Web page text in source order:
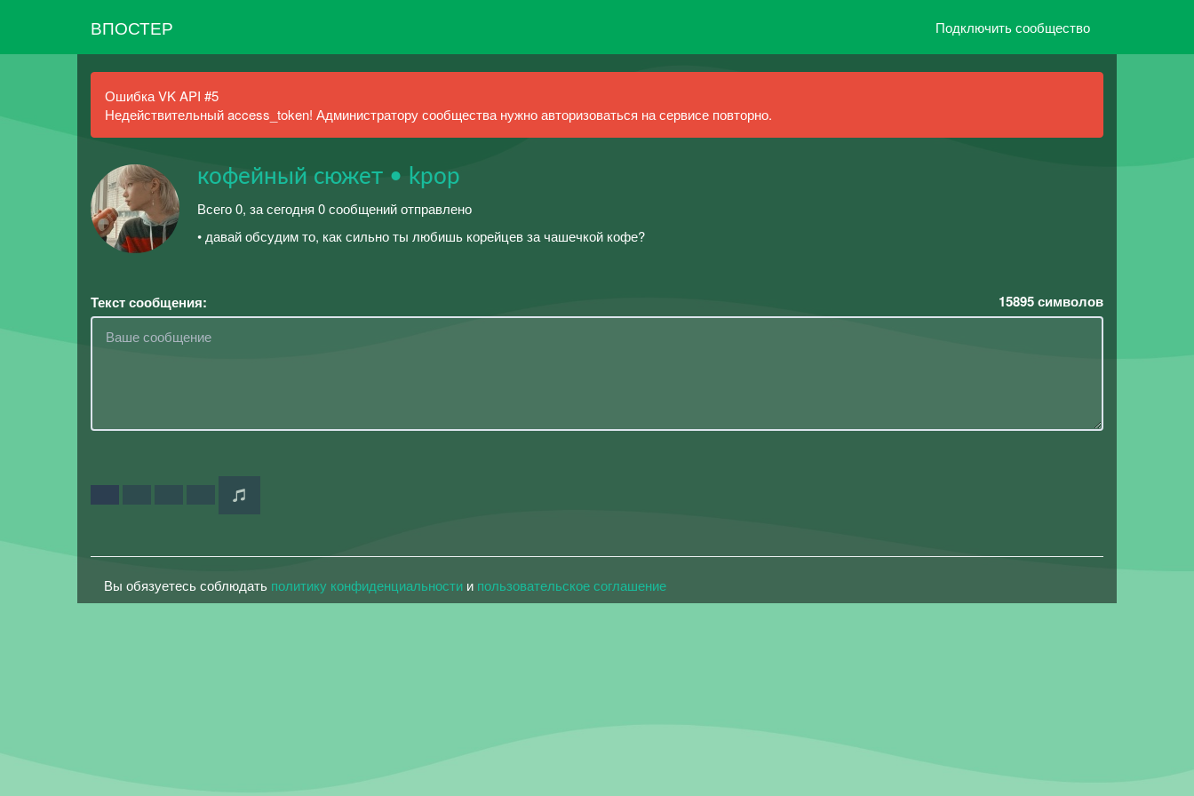
ВПОСТЕР Подключить сообщество
Ошибка VK API #5
Недействительный access_token! Администратору сообщества нужно авторизоваться на сервисе повторно.
кофейный сюжет • kpop
Всего 0, за сегодня 0 сообщений отправлено
• давай обсудим то, как сильно ты любишь корейцев за чашечкой кофе?
Текст сообщения: 15895символов
Вы обязуетесь соблюдать политику конфиденциальности и пользовательское соглашение